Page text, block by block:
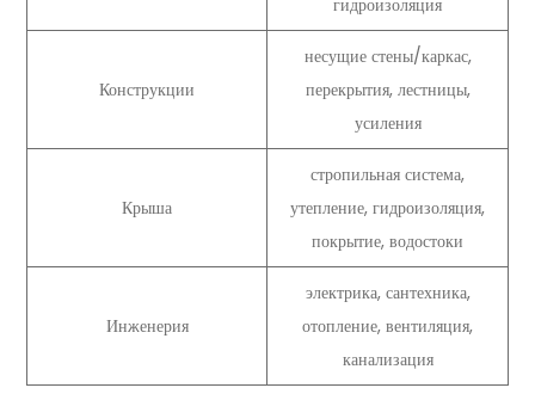
гидроизоляция
Конструкции
несущие стены/каркас,
перекрытия, лестницы,
усиления
Крыша
стропильная система,
утепление, гидроизоляция,
покрытие, водостоки
Инженерия
электрика, сантехника,
отопление, вентиляция,
канализация